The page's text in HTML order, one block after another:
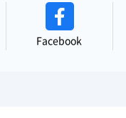
Facebook